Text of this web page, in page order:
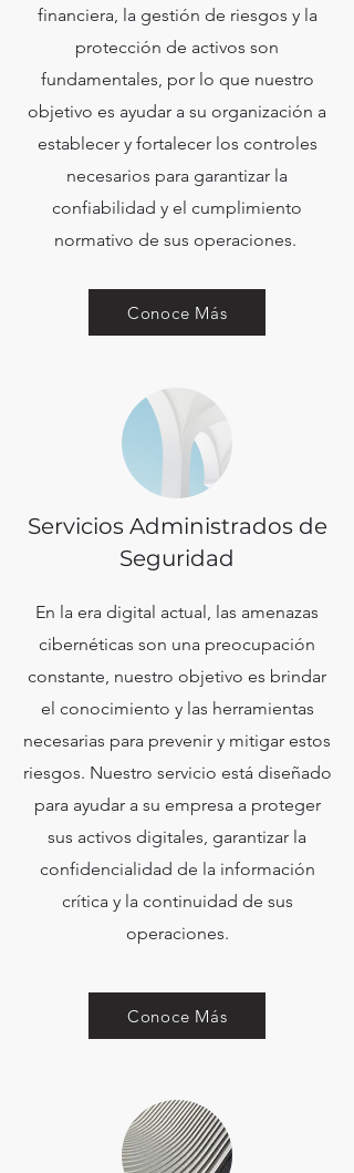
financiera, la gestión de riesgos y la
protección de activos son
fundamentales, por lo que nuestro
objetivo es ayudar a su organización a
establecer y fortalecer los controles
necesarios para garantizar la
confiabilidad y el cumplimiento
normativo de sus operaciones.
Conoce Más
Servicios Administrados de
Seguridad
En la era digital actual, las amenazas
cibernéticas son una preocupación
constante, nuestro objetivo es brindar
el conocimiento y las herramientas
necesarias para prevenir y mitigar estos
riesgos. Nuestro servicio está diseñado
para ayudar a su empresa a proteger
sus activos digitales, garantizar la
confidencialidad de la información
crítica y la continuidad de sus
operaciones.
Conoce Más